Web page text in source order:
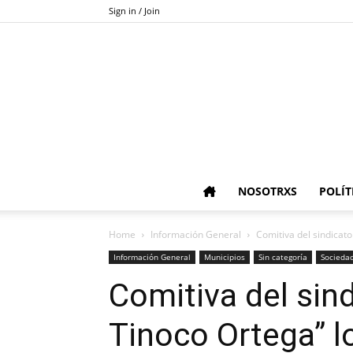
Sign in / Join
NOSOTRXS
Home Información General Comitiva del
Información General Municipios Sin categoría
Comitiva del
Tinoco Ortega”